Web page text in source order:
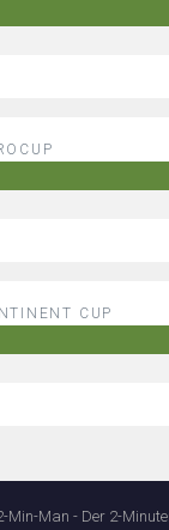
CUP
Min-Man - Der 2-